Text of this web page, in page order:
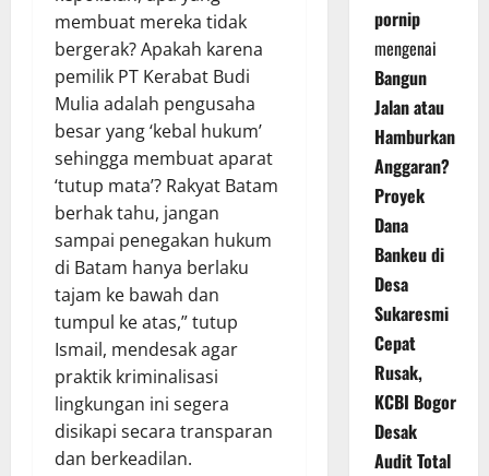
membuat mereka tidak
bergerak? Apakah karena
pemilik PT Kerabat Budi
Mulia adalah pengusaha
besar yang ‘kebal hukum’
sehingga membuat aparat
‘tutup mata’? Rakyat Batam
berhak tahu, jangan
sampai penegakan hukum
di Batam hanya berlaku
tajam ke bawah dan
tumpul ke atas,” tutup
Ismail, mendesak agar
praktik kriminalisasi
lingkungan ini segera
disikapi secara transparan
dan berkeadilan.
pornip
mengenai
Bangun
Jalan atau
Hamburkan
Anggaran?
Proyek
Dana
Bankeu di
Desa
Sukaresmi
Cepat
Rusak,
KCBI Bogor
Desak
Audit Total